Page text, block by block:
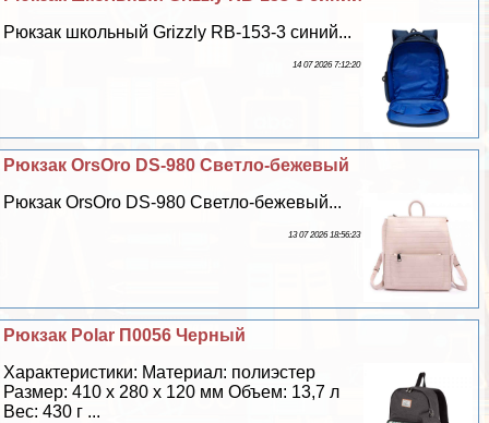
Рюкзак школьный Grizzly RB-153-3 синий...
14 07 2026 7:12:20
Рюкзак OrsOro DS-980 Светло-бежевый
Рюкзак OrsOro DS-980 Светло-бежевый...
13 07 2026 18:56:23
Рюкзак Polar П0056 Черный
Хаpaктеристики: Материал: полиэстер
Размер: 410 х 280 х 120 мм Объем: 13,7 л
Вес: 430 г ...